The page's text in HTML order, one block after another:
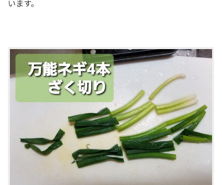
います。